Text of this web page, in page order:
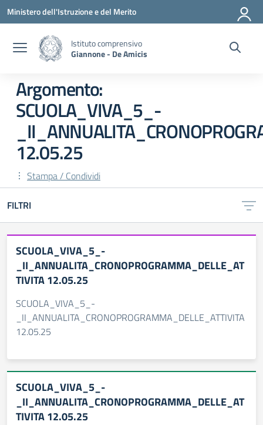
Vai ai contenuti
Vai al menu di navigazione
Vai al footer
Ministero dell'Istruzione e del Merito
Istituto comprensivo
Giannone - De Amicis
Argomento:
SCUOLA_VIVA_5_-
12.05.25
Stampa / Condividi
FILTRI
SCUOLA_VIVA_5_-
_II_ANNUALITA_CRONOPROGRAMMA_DELLE_AT
TIVITA 12.05.25
SCUOLA_VIVA_5_-
_II_ANNUALITA_CRONOPROGRAMMA_DELLE_ATTIVITA
12.05.25
SCUOLA_VIVA_5_-
_II_ANNUALITA_CRONOPROGRAMMA_DELLE_AT
TIVITA 12.05.25